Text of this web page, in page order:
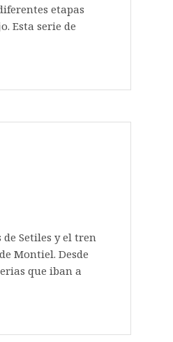
etapas
Esta serie de
Setiles y el tren
Montiel. Desde
que iban a